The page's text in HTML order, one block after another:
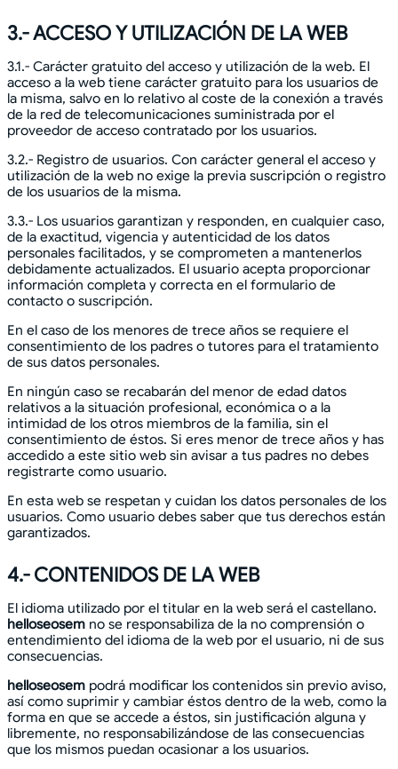
3.- ACCESO Y UTILIZACIÓN DE LA WEB
3.1.- Carácter gratuito del acceso y utilización de la web. El
acceso a la web tiene carácter gratuito para los usuarios de
la misma, salvo en lo relativo al coste de la conexión a través
de la red de telecomunicaciones suministrada por el
proveedor de acceso contratado por los usuarios.
3.2.- Registro de usuarios. Con carácter general el acceso y
utilización de la web no exige la previa suscripción o registro
de los usuarios de la misma.
3.3.- Los usuarios garantizan y responden, en cualquier caso,
de la exactitud, vigencia y autenticidad de los datos
personales facilitados, y se comprometen a mantenerlos
debidamente actualizados. El usuario acepta proporcionar
información completa y correcta en el formulario de
contacto o suscripción.
En el caso de los menores de trece años se requiere el
consentimiento de los padres o tutores para el tratamiento
de sus datos personales.
En ningún caso se recabarán del menor de edad datos
relativos a la situación profesional, económica o a la
intimidad de los otros miembros de la familia, sin el
consentimiento de éstos. Si eres menor de trece años y has
accedido a este sitio web sin avisar a tus padres no debes
registrarte como usuario.
En esta web se respetan y cuidan los datos personales de los
usuarios. Como usuario debes saber que tus derechos están
garantizados.
4.- CONTENIDOS DE LA WEB
El idioma utilizado por el titular en la web será el castellano.
helloseosem no se responsabiliza de la no comprensión o
entendimiento del idioma de la web por el usuario, ni de sus
consecuencias.
helloseosem podrá modificar los contenidos sin previo aviso,
así como suprimir y cambiar éstos dentro de la web, como la
forma en que se accede a éstos, sin justificación alguna y
libremente, no responsabilizándose de las consecuencias
que los mismos puedan ocasionar a los usuarios.